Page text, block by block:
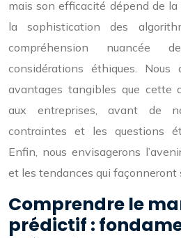
mais son efficacité dépend de la
la sophistication des
compréhension
considérations éthiques. Nous
avantages tangibles que cette
aux entreprises, avant de
contraintes et les questions
Enfin, nous envisagerons
et les tendances qui façonneront
Comprendre le
prédictif :